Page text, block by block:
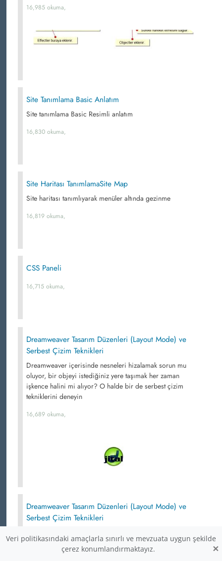
16,985 okuma,
Site Tanımlama Basic Anlatım
Site tanımlama Basic Resimli anlatım
16,830 okuma,
Site Haritası TanımlamaSite Map
Site haritası tanımlıyarak menüler altında gezinme
16,819 okuma,
CSS Paneli
16,715 okuma,
Dreamweaver Tasarım Düzenleri (Layout Mode) ve
Serbest Çizim Teknikleri
Dreamweaver içerisinde nesneleri hizalamak sorun mu
oluyor, bir objeyi istediğiniz yere taşımak her zaman
işkence halini mi alıyor? O halde bir de serbest çizim
tekniklerini deneyin
16,689 okuma,
Dreamweaver Tasarım Düzenleri (Layout Mode) ve
Serbest Çizim Teknikleri
oluyor, bir objeyi istediğiniz yere taşımak her zaman
işkence halini mi alıyor? O halde bir de serbest çizim
Veri politikasındaki amaçlarla sınırlı ve mevzuata uygun şekilde
çerez konumlandırmaktayız.
×